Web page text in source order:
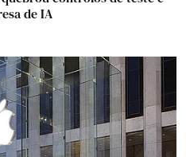
de IA